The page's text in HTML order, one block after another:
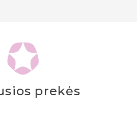
prekės